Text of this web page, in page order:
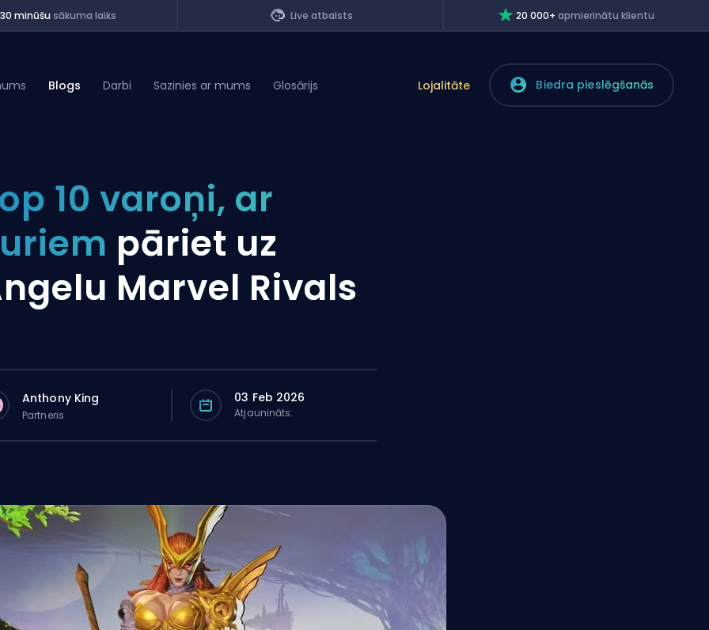
minūšu sākuma laiks Live atbalsts 20 000+apmierinātu klientu
Blogs Darbi Sazinies ar mums Glosārijs Lojalitāte Biedra pieslēgšanās
10 varoņi, ar
pāriet uz
Marvel Rivals
Anthony King
Partneris
03 Feb 2026
Atjaunināts: